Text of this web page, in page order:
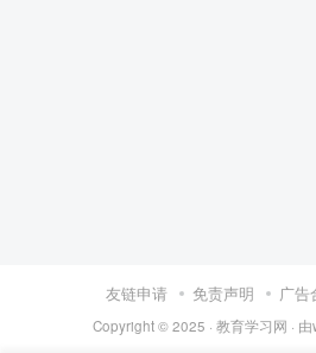
友链申请 免责声明 广告
Copyright © 2025 · 教育学习网 · 由